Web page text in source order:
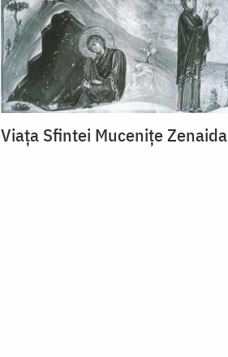
Viața Sfintei Mucenițe Zenaida